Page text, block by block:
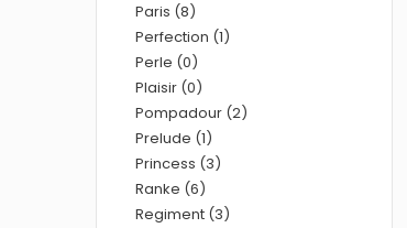
Paris (8)
Perfection (1)
Perle (0)
Plaisir (0)
Pompadour (2)
Prelude (1)
Princess (3)
Ranke (6)
Regiment (3)